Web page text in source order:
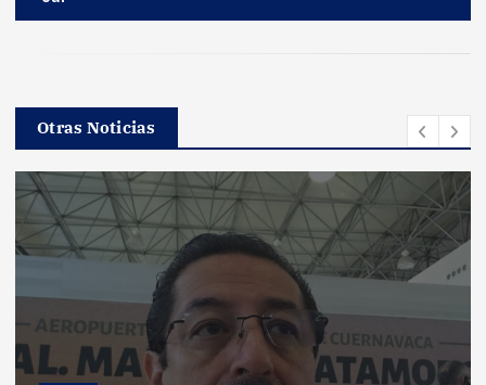
Otras Noticias